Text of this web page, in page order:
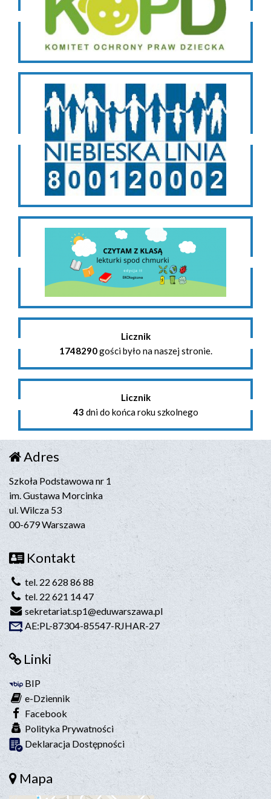
Licznik
1748290gości było na naszej stronie.
Licznik
43 dni do końca roku szkolnego
Adres
Szkoła Podstawowa nr 1
im. Gustawa Morcinka
ul. Wilcza 53
00-679 Warszawa
Kontakt
tel. 22 628 86 88
tel. 22 621 14 47
sekretariat.sp1@eduwarszawa.pl
AE:PL-87304-85547-RJHAR-27
Linki
BIP
e-Dziennik
Facebook
Polityka Prywatności
Deklaracja Dostępności
Mapa